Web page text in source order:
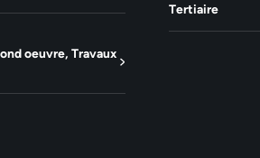
Tertiaire
oeuvre, Travaux